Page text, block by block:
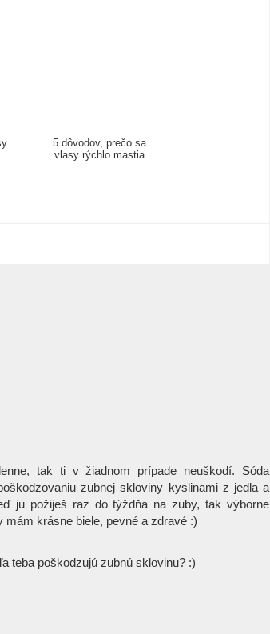
5 dôvodov, prečo sa
vlasy rýchlo mastia
tak ti v žiadnom prípade neuškodí. Sóda
zubnej skloviny kyslinami z jedla a
ju požiješ raz do týždňa na zuby, tak výborne
krásne biele, pevné a zdravé :)
teba poškodzujú zubnú sklovinu? :)